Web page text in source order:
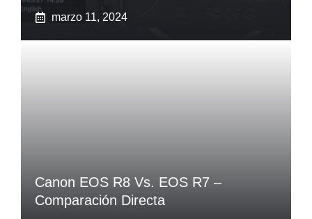
marzo 11, 2024
Canon EOS R8 Vs. EOS R7 –
Comparación Directa